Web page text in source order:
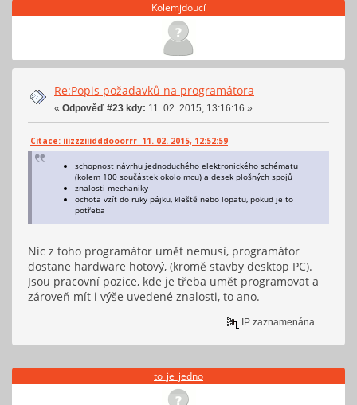
Kolemjdoucí
Re:Popis požadavků na programátora
« Odpověď #23 kdy: 11. 02. 2015, 13:16:16 »
Citace: iiizzziiidddooorrr 11. 02. 2015, 12:52:59
schopnost návrhu jednoduchého elektronického schématu
(kolem 100 součástek okolo mcu) a desek plošných spojů
znalosti mechaniky
ochota vzít do ruky pájku, kleště nebo lopatu, pokud je to
potřeba
Nic z toho programátor umět nemusí, programátor
dostane hardware hotový, (kromě stavby desktop PC).
Jsou pracovní pozice, kde je třeba umět programovat a
zároveň mít i výše uvedené znalosti, to ano.
IP zaznamenána
to_je_jedno